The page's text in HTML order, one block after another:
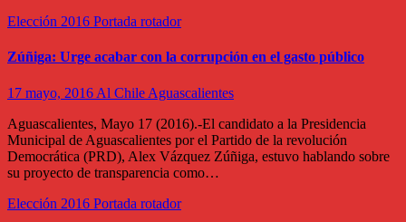
Elección 2016 Portada rotador
Zúñiga: Urge acabar con la corrupción en el gasto público
17 mayo, 2016 Al Chile Aguascalientes
Aguascalientes, Mayo 17 (2016).-El candidato a la Presidencia
Municipal de Aguascalientes por el Partido de la revolución
Democrática (PRD), Alex Vázquez Zúñiga, estuvo hablando sobre
su proyecto de transparencia como…
Elección 2016 Portada rotador